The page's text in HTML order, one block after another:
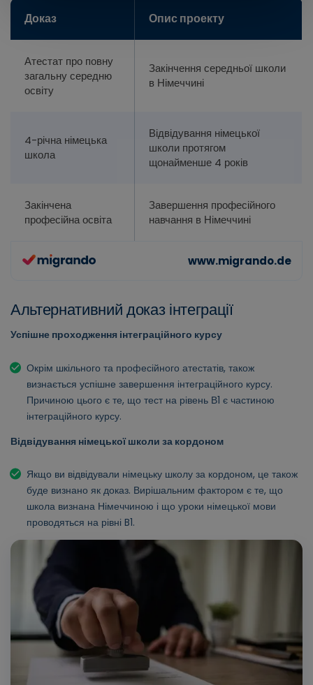
Доказ Опис проекту
Атестат про повну
загальну середню
освіту
Закінчення середньої школи
в Німеччині
4-річна німецька
школа
Відвідування німецької
школи протягом
щонайменше 4 років
Закінчена
професійна освіта
Завершення професійного
навчання в Німеччині
Альтернативний доказ інтеграції
Успішне проходження інтеграційного курсу
Окрім шкільного та професійного атестатів, також
визнається успішне завершення інтеграційного курсу.
Причиною цього є те, що тест на рівень В1 є частиною
інтеграційного курсу.
Відвідування німецької школи за кордоном
Якщо ви відвідували німецьку школу за кордоном, це також
буде визнано як доказ. Вирішальним фактором є те, що
школа визнана Німеччиною і що уроки німецької мови
проводяться на рівні B1.